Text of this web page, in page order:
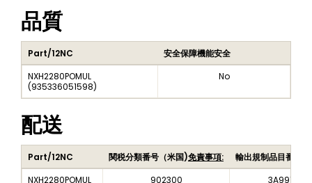
品質
Part/12NC
安全保障機能安全
NXH2280POMUL
(935336051598)
No
配送
Part/12NC 関税分類番号（米国)免責事項:
輸出規制品目番号
NXH2280POMUL
902300 3A991A2